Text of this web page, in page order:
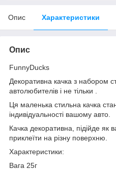
Опис Характеристики
Опис
FunnyDucks
Декоративна качка з набором
автолюбителів і не тільки .
Ця маленька стильна качка
індивідуальності вашому авто.
Качка декоративна, підійде як
приклеїти на різну поверхню.
Характеристики:
Вага 25г